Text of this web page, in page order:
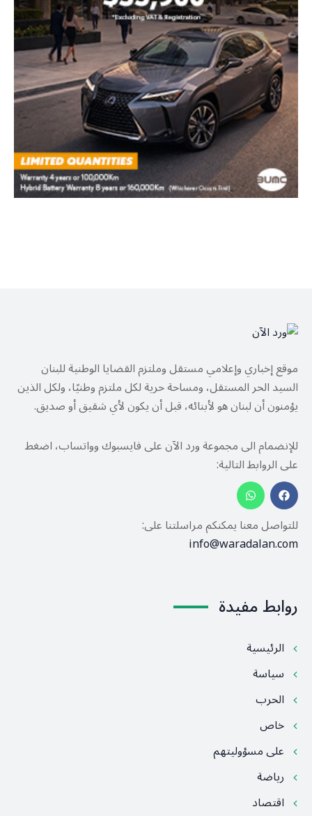
موقع إخباري وإعلامي مستقل وملتزم القضايا الوطنية للبنان
السيد الحر المستقل، ومساحة حرية لكل ملتزم وطنيًا، ولكل الذين
يؤمنون أن لبنان هو لأبنائه، قبل أن يكون لأي شقيق أو صديق.
للإنضمام الى مجموعة ورد الآن على فايسبوك وواتساب، اضغط
على الروابط التالية:
للتواصل معنا يمكنكم مراسلتنا على:
info@waradalan.com
روابط مفيدة
الرئيسية
سياسة
الحرب
خاص
على مسؤوليتهم
رياضة
اقتصاد